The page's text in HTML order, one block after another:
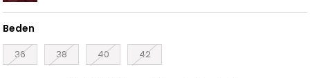
Beden
36 38 40 42